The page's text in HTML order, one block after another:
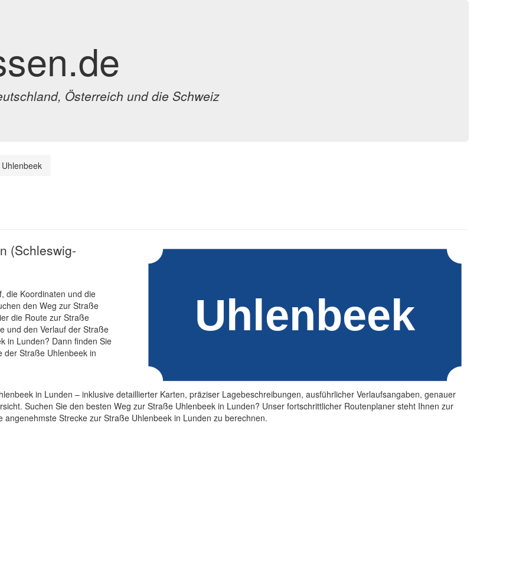
Österreich und die Schweiz
Uhlenbeek
(Schleswig-
die Koordinaten und die
den Weg zur Straße
die Route zur Straße
und den Verlauf der Straße
in Lunden? Dann finden Sie
der Straße Uhlenbeek in
in Lunden – inklusive detaillierter Karten, präziser Lagebeschreibungen, ausführlicher Verlaufsangaben, genauer
Suchen Sie den besten Weg zur Straße Uhlenbeek in Lunden? Unser fortschrittlicher Routenplaner steht Ihnen zur
Strecke zur Straße Uhlenbeek in Lunden zu berechnen.